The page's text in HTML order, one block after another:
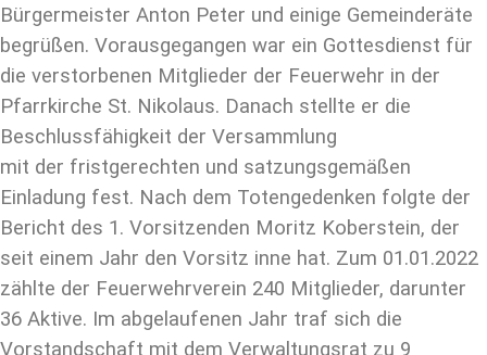
Bürgermeister Anton Peter und einige Gemeinderäte
begrü­ßen. Vorausgegangen war ein Gottesdienst für
die verstorbenen Mitglieder der Feuerwehr in der
Pfarrkirche St. Nikolaus. Danach stellte er die
Beschlussfähigkeit der Versammlung
mit der fristgerechten und satzungsgemäßen
Einladung fest. Nach dem Totengedenken folgte der
Bericht des 1. Vorsitzenden Moritz Koberstein, der
seit einem Jahr den Vorsitz inne hat. Zum 01.01.2022
zählte der Feuerwehrverein 240 Mitglieder, darunter
36 Aktive. Im abgelaufenen Jahr traf sich die
Vorstandschaft mit dem Verwaltungsrat zu 9